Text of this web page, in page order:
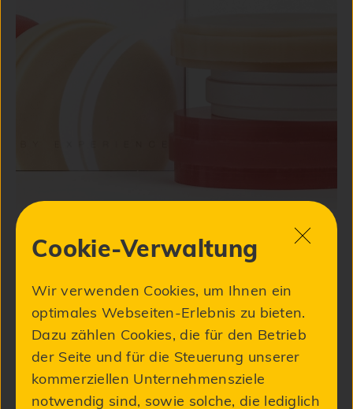
NOVASynt PMMA multi
Cookie-Verwaltung
Wir verwenden Cookies, um Ihnen ein
optimales Webseiten-Erlebnis zu bieten.
Dazu zählen Cookies, die für den Betrieb
der Seite und für die Steuerung unserer
kommerziellen Unternehmensziele
notwendig sind, sowie solche, die lediglich